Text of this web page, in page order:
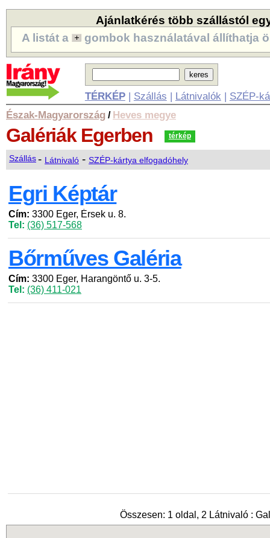
Ajánlatkérés több szállástól
A listát a
gombok használatával állíthatja
TÉRKÉP| Szállás | Látnivalók | SZÉP-
Észak-Magyarország / Heves megye
Galériák Egerben térkép
Szállás- Látnivaló - SZÉP-kártya elfogadóhely
Egri Képtár
Cím: 3300 Eger, Érsek u. 8.
Tel: (36) 517-568
Bőrműves Galéria
Cím: 3300 Eger, Harangöntő u. 3-5.
Tel: (36) 411-021
Összesen: 1 oldal, 2 Látnivaló :